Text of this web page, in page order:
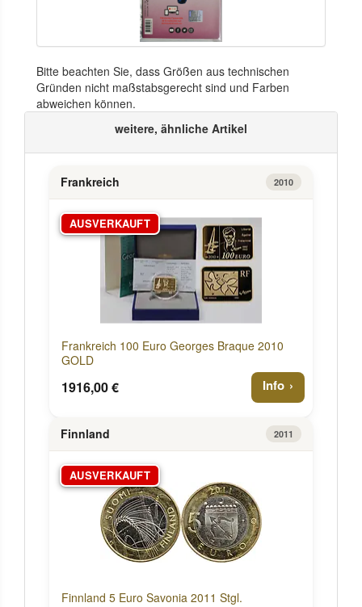
Bitte beachten Sie, dass Größen aus technischen
Gründen nicht maßstabsgerecht sind und Farben
abweichen können.
weitere, ähnliche Artikel
Frankreich 2010
AUSVERKAUFT
Frankreich 100 Euro Georges Braque 2010
GOLD
1916,00 € Info
Finnland 2011
AUSVERKAUFT
Finnland 5 Euro Savonia 2011 Stgl.